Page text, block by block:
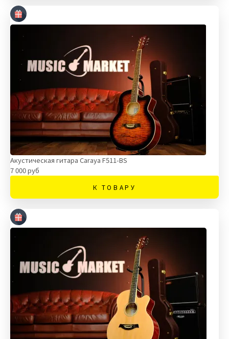
Акустическая гитара Caraya F511-BS
7 000 руб
К ТОВАРУ